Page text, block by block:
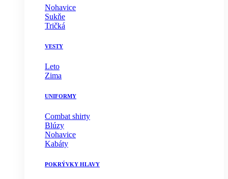
Nohavice
Sukňe
Tričká
VESTY
Leto
Zima
UNIFORMY
Combat shirty
Blúzy
Nohavice
Kabáty
POKRÝVKY HLAVY